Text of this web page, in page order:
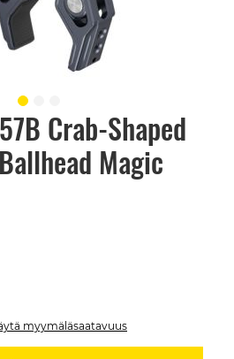
Crab-Shaped
Magic
myymäläsaatavuus